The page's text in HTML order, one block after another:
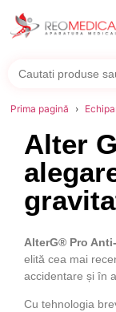
for:
Prima pagină
Alter
AlterG® Pro
elită cea mai
accidentare și în
Cu tehnologia